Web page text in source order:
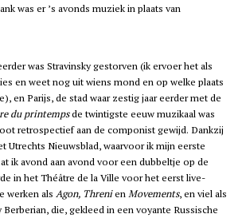
was er ’s avonds muziek in plaats van
was Stravinsky gestorven (ik ervoer het als
en weet nog uit wiens mond en op welke plaats
en Parijs, de stad waar zestig jaar eerder met de
du printempsde twintigste eeuw muzikaal was
retrospectief aan de componist gewijd. Dankzij
Utrechts Nieuwsblad, waarvoor ik mijn eerste
ik avond aan avond voor een dubbeltje op de
in het Théâtre de la Ville voor het eerst live-
werken als Agon, ThrenienMovements, en viel als
die, gekleed in een voyante Russische